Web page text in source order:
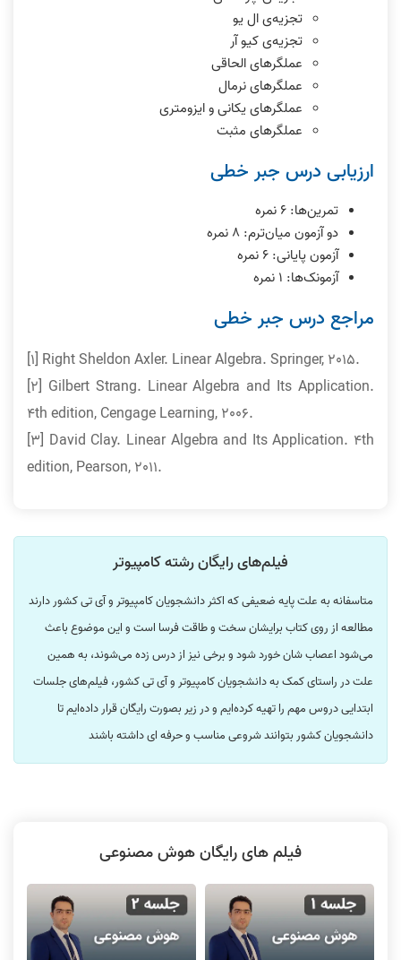
تجزیه‌ی ال یو
تجزیه‌ی کیو آر
عملگرهای الحاقی
عملگرهای نرمال
عملگرهای یکانی و ایزومتری
عملگرهای مثبت
ارزیابی درس جبر خطی
تمرین‌ها: ۶ نمره
دو آزمون میان‌ترم: ٨ نمره
آزمون پایانی: ۶ نمره
آزمونک‌ها: ١ نمره
مراجع درس جبر خطی
[1] Right Sheldon Axler. Linear Algebra. Springer, 2015.
[2] Gilbert Strang. Linear Algebra and Its Application.
4th edition, Cengage Learning, 2006.
[3] David Clay. Linear Algebra and Its Application. 4th
edition, Pearson, 2011.
فیلم‌های رایگان رشته کامپیوتر
متاسفانه به علت پایه ضعیفی که اکثر دانشجویان کامپیوتر و آی تی کشور دارند
مطالعه از روی کتاب برایشان سخت و طاقت فرسا است و این موضوع باعث
می‌شود اعصاب شان خورد شود و برخی نیز از درس زده می‌شوند، به همین
علت در راستای کمک به دانشجویان کامپیوتر و آی تی کشور، فیلم‌های جلسات
ابتدایی دروس مهم را تهیه کرده‌ایم و در زیر بصورت رایگان قرار داده‌ایم تا
دانشجویان کشور بتوانند شروعی مناسب و حرفه ای داشته باشند
فیلم های رایگان هوش مصنوعی